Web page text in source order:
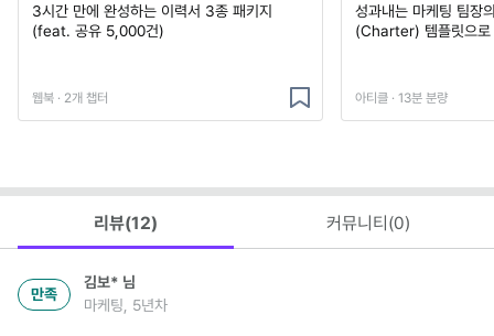
3시간 만에 완성하는 이력서 3종 패키지
(feat. 공유 5,000건)
웹북 · 2개 챕터
성과내는 마케팅 팀장
(Charter) 템플릿으로
아티클 · 13분 분량
리뷰(12) 커뮤니티(0)
만족
김보* 님
마케팅, 5년차